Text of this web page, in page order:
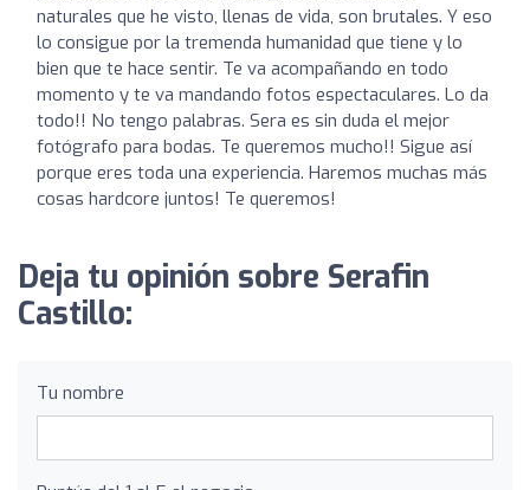
naturales que he visto, llenas de vida, son brutales. Y eso
lo consigue por la tremenda humanidad que tiene y lo
bien que te hace sentir. Te va acompañando en todo
momento y te va mandando fotos espectaculares. Lo da
todo!! No tengo palabras. Sera es sin duda el mejor
fotógrafo para bodas. Te queremos mucho!! Sigue así
porque eres toda una experiencia. Haremos muchas más
cosas hardcore juntos! Te queremos!
Deja tu opinión sobre Serafin
Castillo:
Tu nombre